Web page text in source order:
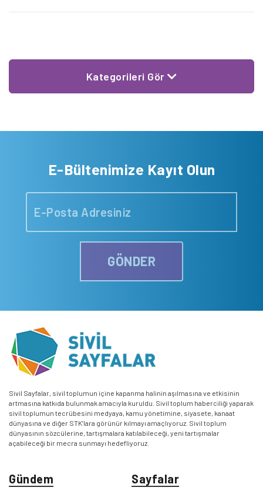
Operasyonu Hibe Programı kapsamında İzmir’in farklı
Kategorileri Gör
E-Bültenimize Kayıt Olun
GÖNDER
Sivil Sayfalar, sivil toplumun içine kapanma halinin aşılmasına ve etkisinin
artmasına katkıda bulunmak amacıyla kuruldu. Sivil toplum haberciliği yaparak
sivil toplumun tecrübesini medyaya, kamu yönetimine, siyasete, kanaat
dünyasına ve diğer STK’lara görünür kılmayı amaçlıyoruz. Sivil toplum
dünyasının sözcülerine, tartışmalara katılabileceği, yeni tartışmalar
açabileceği bir mecra sunmayı hedefliyoruz.
Gündem Sayfalar